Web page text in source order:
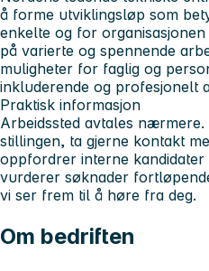
å forme utviklingsløp som
enkelte og for
på varierte og spennende
muligheter for faglig og
inkluderende og profesjonelt
Praktisk informasjon
Arbeidssted avtales
stillingen, ta gjerne kontakt
oppfordrer interne
vurderer søknader
vi ser frem til å høre fra deg.
Om bedriften